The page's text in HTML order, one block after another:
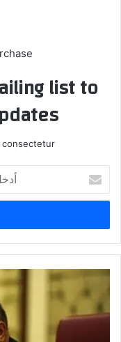
list to
بريدك
الإلكتروني
الحكومة
حرصها
والتزامها